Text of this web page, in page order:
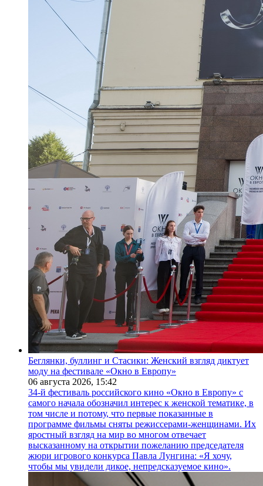
Беглянки, буллинг и Стасики: Женский взгляд диктует
моду на фестивале «Окно в Европу»
06 августа 2026, 15:42
34-й фестиваль российского кино «Окно в Европу» с
самого начала обозначил интерес к женской тематике, в
том числе и потому, что первые показанные в
программе фильмы сняты режиссерами-женщинами. Их
яростный взгляд на мир во многом отвечает
высказанному на открытии пожеланию председателя
жюри игрового конкурса Павла Лунгина: «Я хочу,
чтобы мы увидели дикое, непредсказуемое кино».